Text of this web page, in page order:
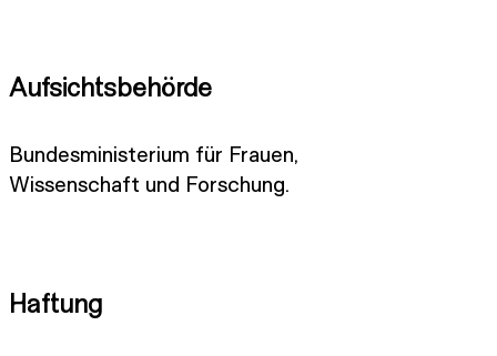
Aufsichtsbehörde
Bundesministerium für Frauen,
Wissenschaft und Forschung.
Haftung